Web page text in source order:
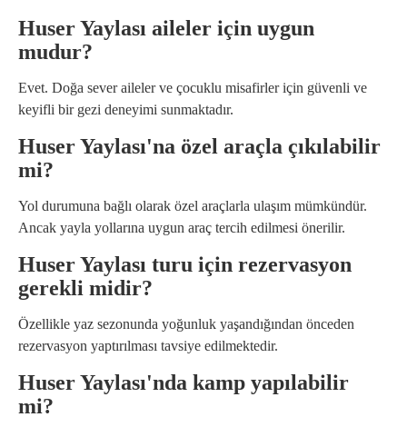
Huser Yaylası aileler için uygun
mudur?
Evet. Doğa sever aileler ve çocuklu misafirler için güvenli ve
keyifli bir gezi deneyimi sunmaktadır.
Huser Yaylası'na özel araçla çıkılabilir
mi?
Yol durumuna bağlı olarak özel araçlarla ulaşım mümkündür.
Ancak yayla yollarına uygun araç tercih edilmesi önerilir.
Huser Yaylası turu için rezervasyon
gerekli midir?
Özellikle yaz sezonunda yoğunluk yaşandığından önceden
rezervasyon yaptırılması tavsiye edilmektedir.
Huser Yaylası'nda kamp yapılabilir
mi?